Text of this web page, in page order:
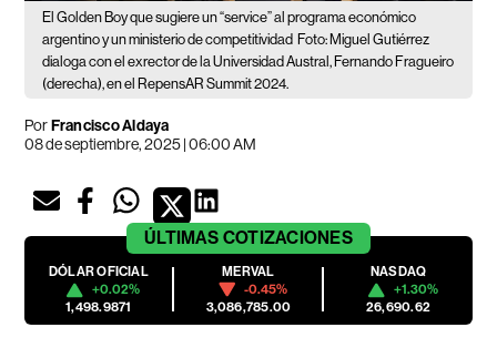
El Golden Boy que sugiere un “service” al programa económico
argentino y un ministerio de competitividad Foto: Miguel Gutiérrez
dialoga con el exrector de la Universidad Austral, Fernando Fragueiro
(derecha), en el RepensAR Summit 2024.
PorFrancisco Aldaya
08 de septiembre, 2025 | 06:00 AM
ÚLTIMAS COTIZACIONES
DÓLAR OFICIAL
+0.02%
1,498.9871
MERVAL
-0.45%
3,086,785.00
NASDAQ
+1.30%
26,690.62